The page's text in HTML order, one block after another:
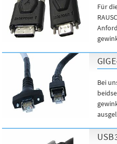
Für
Bei